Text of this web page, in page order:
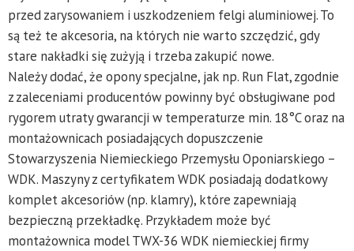
przed zarysowaniem i uszkodzeniem felgi aluminiowej. To
są też te akcesoria, na których nie warto szczędzić, gdy
stare nakładki się zużyją i trzeba zakupić nowe.
Należy dodać, że opony specjalne, jak np. Run Flat, zgodnie
z zaleceniami producentów powinny być obsługiwane pod
rygorem utraty gwarancji w temperaturze min. 18°C oraz na
montażownicach posiadających dopuszczenie
Stowarzyszenia Niemieckiego Przemysłu Oponiarskiego –
WDK. Maszyny z certyfikatem WDK posiadają dodatkowy
komplet akcesoriów (np. klamry), które zapewniają
bezpieczną przekładkę. Przykładem może być
montażownica model TWX-36 WDK niemieckiej firmy